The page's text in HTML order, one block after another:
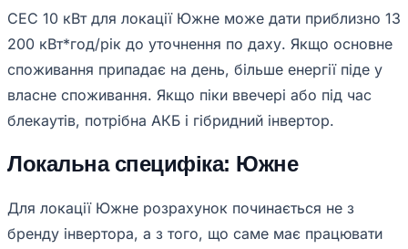
СЕС 10 кВт для локації Южне може дати приблизно 13
200 кВт*год/рік до уточнення по даху. Якщо основне
споживання припадає на день, більше енергії піде у
власне споживання. Якщо піки ввечері або під час
блекаутів, потрібна АКБ і гібридний інвертор.
Локальна специфіка: Южне
Для локації Южне розрахунок починається не з
бренду інвертора, а з того, що саме має працювати